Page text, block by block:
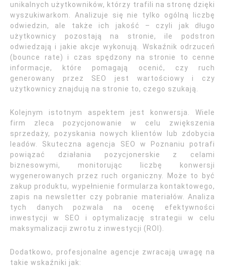
unikalnych użytkowników, którzy trafili na stronę dzięki
wyszukiwarkom. Analizuje się nie tylko ogólną liczbę
odwiedzin, ale także ich jakość – czyli jak długo
użytkownicy pozostają na stronie, ile podstron
odwiedzają i jakie akcje wykonują. Wskaźnik odrzuceń
(bounce rate) i czas spędzony na stronie to cenne
informacje, które pomagają ocenić, czy ruch
generowany przez SEO jest wartościowy i czy
użytkownicy znajdują na stronie to, czego szukają.
Kolejnym istotnym aspektem jest konwersja. Wiele
firm zleca pozycjonowanie w celu zwiększenia
sprzedaży, pozyskania nowych klientów lub zdobycia
leadów. Skuteczna agencja SEO w Poznaniu potrafi
powiązać działania pozycjonerskie z celami
biznesowymi, monitorując liczbę konwersji
wygenerowanych przez ruch organiczny. Może to być
zakup produktu, wypełnienie formularza kontaktowego,
zapis na newsletter czy pobranie materiałów. Analiza
tych danych pozwala na ocenę efektywności
inwestycji w SEO i optymalizację strategii w celu
maksymalizacji zwrotu z inwestycji (ROI).
Dodatkowo, profesjonalne agencje zwracają uwagę na
takie wskaźniki jak: